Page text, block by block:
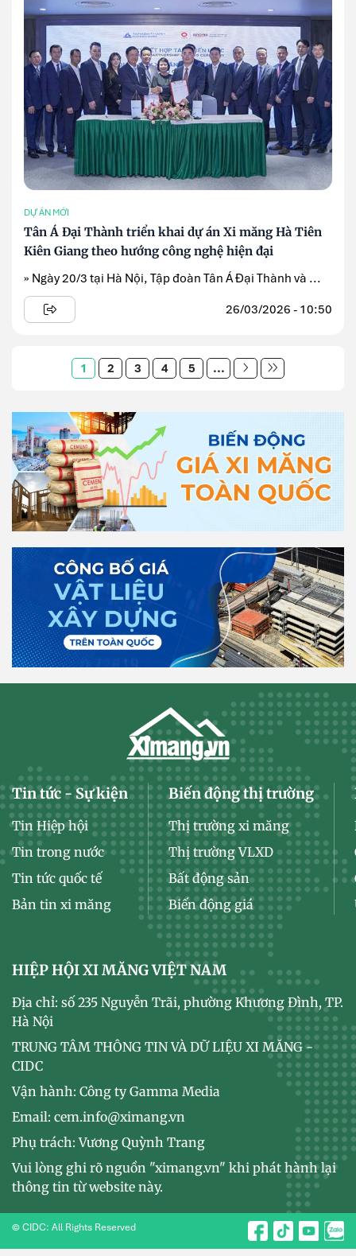
DỰ ÁN MỚI
Tân Á Đại Thành triển khai dự án Xi măng Hà Tiên
Kiên Giang theo hướng công nghệ hiện đại
» Ngày 20/3 tại Hà Nội, Tập đoàn Tân Á Đại Thành và ...
26/03/2026 - 10:50
1 2 3 4 5 ...
Tin tức - Sự kiện
Tin Hiệp hội
Tin trong nước
Tin tức quốc tế
Bản tin xi măng
Biến động thị trường
Thị trường xi măng
Thị trường VLXD
Bất động sản
Biến động giá
HIỆP HỘI XI MĂNG VIỆT NAM
Địa chỉ: số 235 Nguyễn Trãi, phường Khương Đình, TP.
Hà Nội
TRUNG TÂM THÔNG TIN VÀ DỮ LIỆU XI MĂNG -
CIDC
Vận hành: Công ty Gamma Media
Email: cem.info@ximang.vn
Phụ trách: Vương Quỳnh Trang
Vui lòng ghi rõ nguồn "ximang.vn" khi phát hành lại
thông tin từ website này.
© CIDC: All Rights Reserved